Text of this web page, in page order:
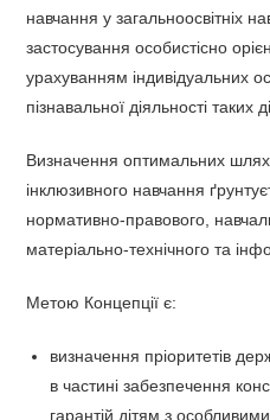
навчання у загальноосвітніх
застосування особистісно
урахуванням індивідуальних
пізнавальної діяльності таких
Визначення оптимальних
інклюзивного навчання
нормативно-правового,
матеріально-технічного та
Метою Концепції є:
визначення пріоритетів
в частині забезпечення
гарантій дітям з